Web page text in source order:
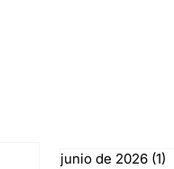
junio de 2026 (1)